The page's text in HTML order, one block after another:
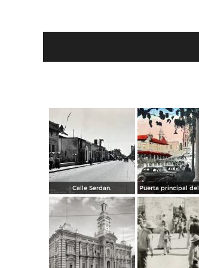
Calle Serdan.